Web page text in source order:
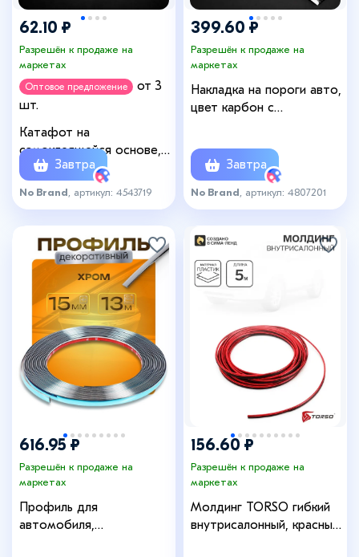
62.10 ₽
Разрешён к продаже на
маркетах
Оптовое предложение
от 3
шт.
Катафот на
самоклеящейся основе,
14.5×5 см, белый
Завтра
No Brand , артикул: 4543719
399.60 ₽
Разрешён к продаже на
маркетах
Накладка на пороги авто,
цвет карбон с
Завтра
No Brand , артикул: 4807201
616.95 ₽
Разрешён к продаже на
маркетах
Профиль для
автомобиля,
156.60 ₽
Разрешён к продаже на
маркетах
Молдинг TORSO гибкий
внутрисалонный, красный,